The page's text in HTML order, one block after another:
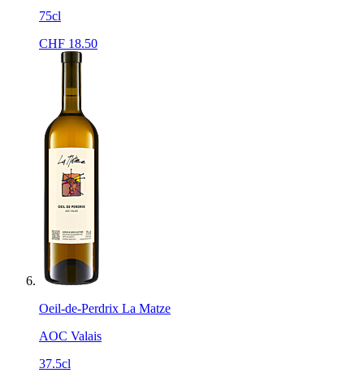
75cl
CHF 18.50
Oeil-de-Perdrix La Matze
AOC Valais
37.5cl